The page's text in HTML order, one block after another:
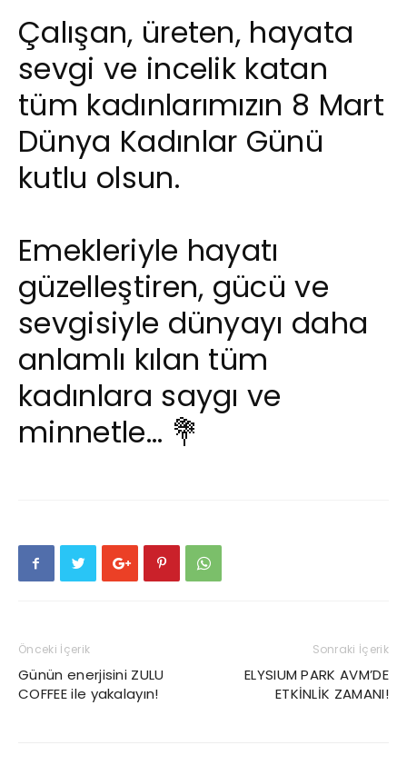
Çalışan, üreten, hayata
sevgi ve incelik katan
tüm kadınlarımızın 8 Mart
Dünya Kadınlar Günü
kutlu olsun.
Emekleriyle hayatı
güzelleştiren, gücü ve
sevgisiyle dünyayı daha
anlamlı kılan tüm
kadınlara saygı ve
minnetle… 💐
Önceki İçerik
Günün enerjisini ZULU
COFFEE ile yakalayın!
Sonraki İçerik
ELYSIUM PARK AVM’DE
ETKİNLİK ZAMANI!